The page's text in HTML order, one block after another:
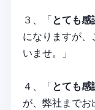
３、「とても感
になりますが、
いませ。」
４、「とても感
が、弊社までお